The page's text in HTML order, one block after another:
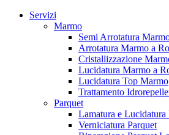
Servizi
Marmo
Semi Arrotatura
Arrotatura Marmo a
Cristallizzazione
Lucidatura Marmo a
Lucidatura Top Marmo
Trattamento
Parquet
Lamatura e Lucidatura
Verniciatura Parquet